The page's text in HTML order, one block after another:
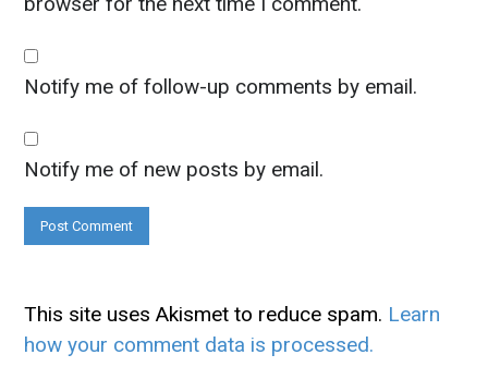
Notify me of follow-up comments by email.
Notify me of new posts by email.
This site uses Akismet to reduce spam. Learn
how your comment data is processed.